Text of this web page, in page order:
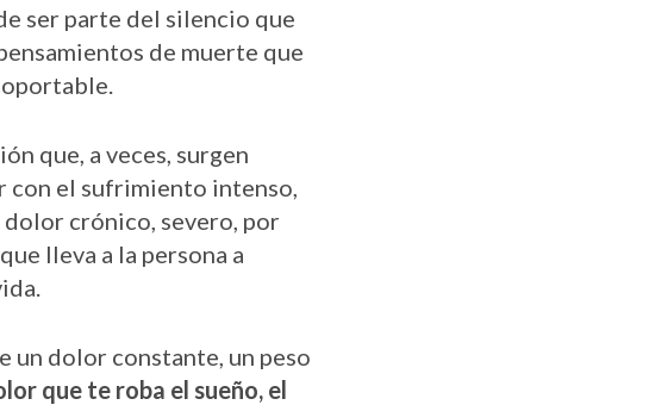
ser parte del silencio que
de muerte que
que, a veces , surgen
con el sufrimiento intenso,
dolor crónico, severo, por
lleva a la persona a
un dolor constante, un peso
que te roba el sueño, el